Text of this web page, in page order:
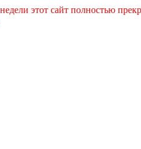
этот сайт полностью